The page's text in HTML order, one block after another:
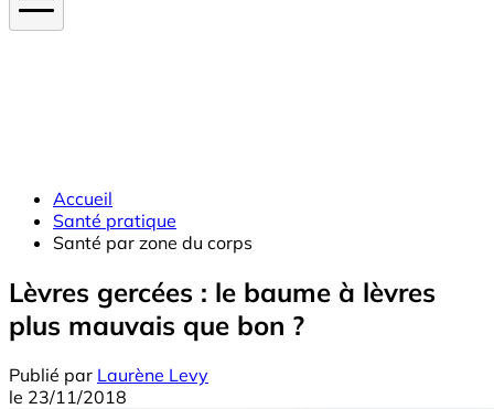
Accueil
Santé pratique
Santé par zone du corps
Lèvres gercées : le baume à lèvres
plus mauvais que bon ?
Publié par Laurène Levy
le 23/11/2018